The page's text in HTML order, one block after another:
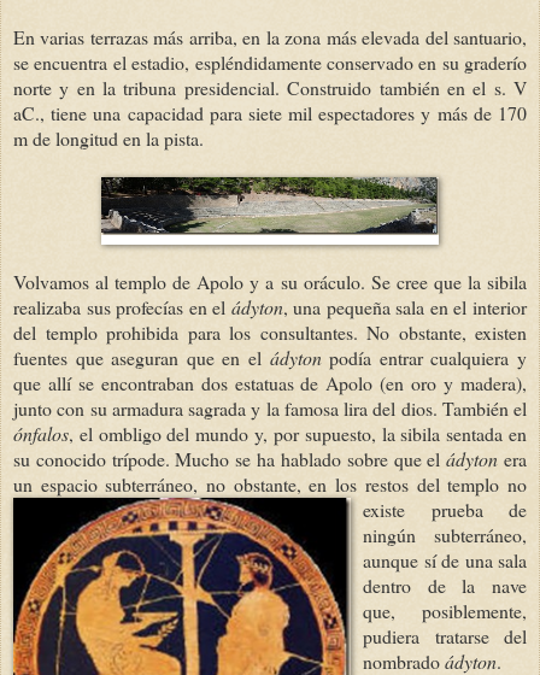
En varias terrazas más arriba, en la zona más elevada del santuario,
se encuentra el estadio, espléndidamente conservado en su graderío
norte y en la tribuna presidencial. Construido también en el s. V
aC., tiene una capacidad para siete mil espectadores y más de 170
m de longitud en la pista.
Volvamos al templo de Apolo y a su oráculo. Se cree que la sibila
realizaba sus profecías en el ádyton, una pequeña sala en el interior
del templo prohibida para los consultantes. No obstante, existen
fuentes que aseguran que en el ádytonpodía entrar cualquiera y
que allí se encontraban dos estatuas de Apolo (en oro y madera),
junto con su armadura sagrada y la famosa lira del dios. También el
ónfalos, el ombligo del mundo y, por supuesto, la sibila sentada en
su conocido trípode. Mucho se ha hablado sobre que eládyton era
un espacio subterráneo, no obstante, en los restos del templo no
existe prueba de
ningún subterráneo,
aunque sí de una sala
dentro de la nave
que, posiblemente,
pudiera tratarse del
nombradoádyton.